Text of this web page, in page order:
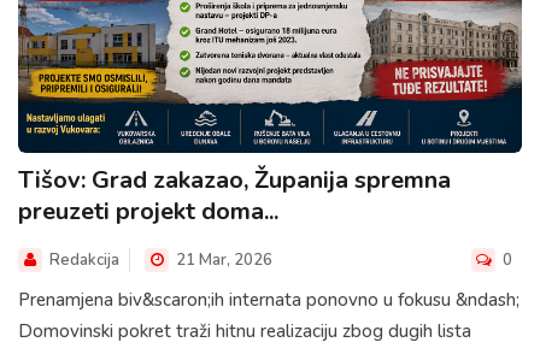
Tišov: Grad zakazao, Županija spremna
preuzeti projekt doma...
Redakcija 21 Mar, 2026 0
Prenamjena biv&scaron;ih internata ponovno u fokusu &ndash;
Domovinski pokret traži hitnu realizaciju zbog dugih lista